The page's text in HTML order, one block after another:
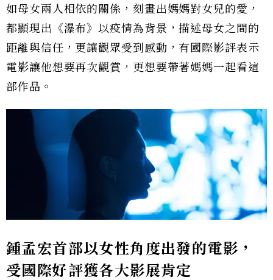
如母女兩人相依的關係，刻畫出媽媽對女兒的愛，
都顯現出《瀑布》以疫情為背景，描述母女之間的
距離與信任，更讓觀眾受到感動，有國際影評表示
電影讓他想要再次觀賞，更想要帶著媽媽一起看這
部作品。
鍾孟宏首部以女性角度出發的電影，
受國際好評獲各大影展肯定